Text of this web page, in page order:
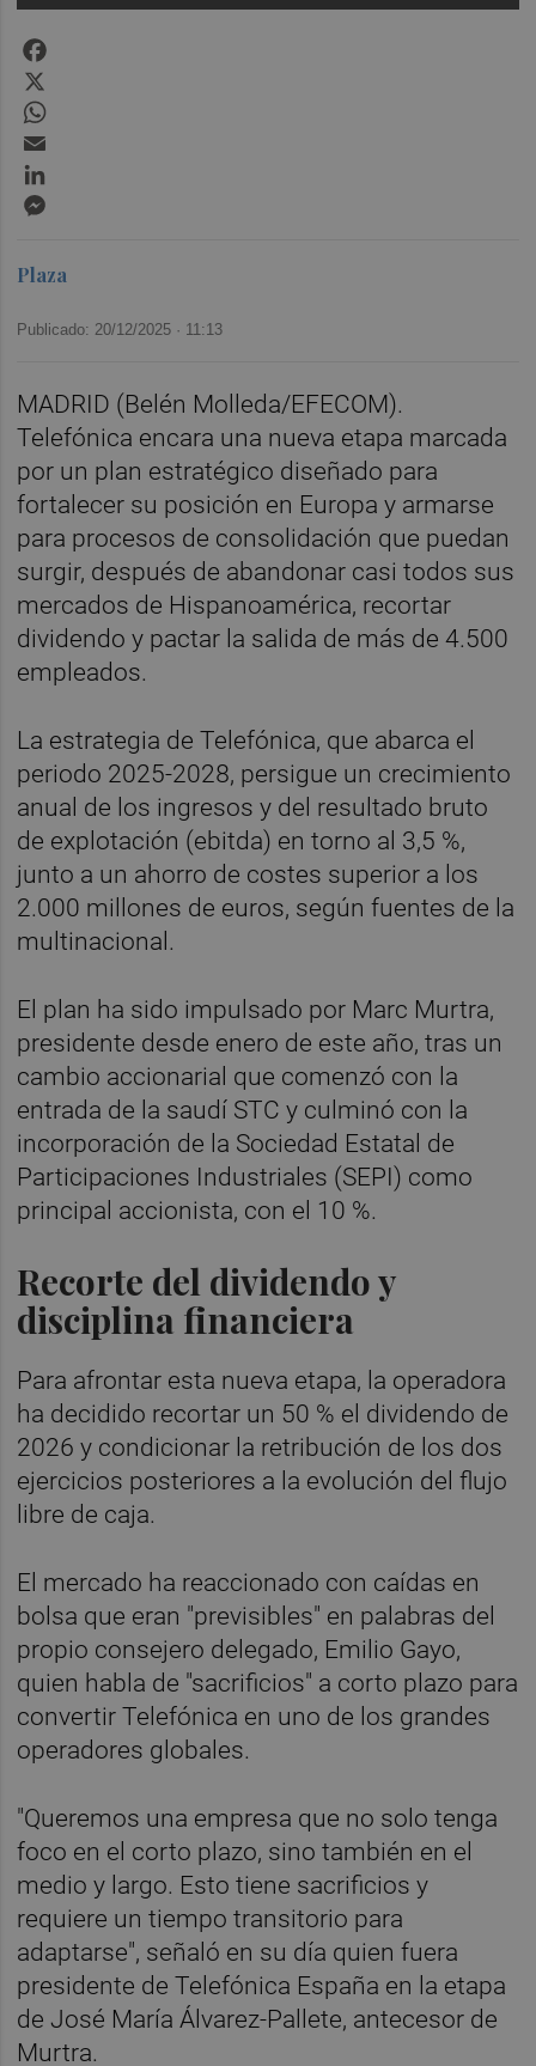
Plaza
Publicado: 20/12/2025 · 11:13
MADRID (Belén Molleda/EFECOM).
Telefónica encara una nueva etapa marcada
por un plan estratégico diseñado para
fortalecer su posición en Europa y armarse
para procesos de consolidación que puedan
surgir, después de abandonar casi todos sus
mercados de Hispanoamérica, recortar
dividendo y pactar la salida de más de 4.500
empleados.
La estrategia de Telefónica, que abarca el
periodo 2025-2028, persigue un crecimiento
anual de los ingresos y del resultado bruto
de explotación (ebitda) en torno al 3,5 %,
junto a un ahorro de costes superior a los
2.000 millones de euros, según fuentes de la
multinacional.
El plan ha sido impulsado por Marc Murtra,
presidente desde enero de este año, tras un
cambio accionarial que comenzó con la
entrada de la saudí STC y culminó con la
incorporación de la Sociedad Estatal de
Participaciones Industriales (SEPI) como
principal accionista, con el 10 %.
Recorte del dividendo y
disciplina financiera
Para afrontar esta nueva etapa, la operadora
ha decidido recortar un 50 % el dividendo de
2026 y condicionar la retribución de los dos
ejercicios posteriores a la evolución del flujo
libre de caja.
El mercado ha reaccionado con caídas en
bolsa que eran "previsibles" en palabras del
propio consejero delegado, Emilio Gayo,
quien habla de "sacrificios" a corto plazo para
convertir Telefónica en uno de los grandes
operadores globales.
"Queremos una empresa que no solo tenga
foco en el corto plazo, sino también en el
medio y largo. Esto tiene sacrificios y
requiere un tiempo transitorio para
adaptarse", señaló en su día quien fuera
presidente de Telefónica España en la etapa
de José María Álvarez-Pallete, antecesor de
Murtra.